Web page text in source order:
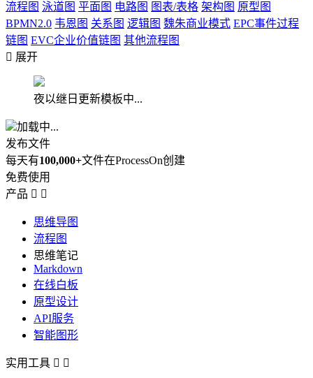
流程图 泳道图 平面图 电路图 图表/表格 架构图 原型图
BPMN2.0 韦恩图 关系图 逻辑图 魏朱商业模式 EPC事件过程
链图 EVC企业价值链图 其他流程图
 展开
夜以继日更新模板中...
加载中...
发布文件
每天有100,000+文件在ProcessOn创建
免费使用
产品  
思维导图
流程图
思维笔记
Markdown
在线白板
原型设计
API服务
智能图形
实用工具  